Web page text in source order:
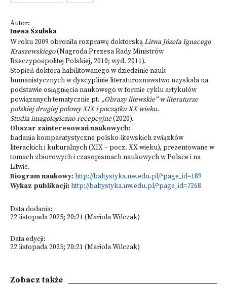
Autor:
Inesa Szulska
W roku 2009 obroniła rozprawę doktorskąLitwa Józefa Ignacego
Kraszewskiego(Nagroda Prezesa Rady Ministrów
Rzeczypospolitej Polskiej, 2010; wyd. 2011).
Stopień doktora habilitowanego w dziedzinie nauk
humanistycznych w dyscyplinie literaturoznawstwo uzyskała na
podstawie osiągnięcia naukowego w formie cyklu artykułów
powiązanych tematycznie pt. „Obrazy litewskie” w literaturze
polskiej drugiej połowy XIX i początku XX wieku.
Studia imagologiczno-recepcyjne(2020).
Obszar zainteresowań naukowych:
badania komparatystyczne polsko-litewskich związków
literackich i kulturalnych (XIX – pocz. XX wieku), prezentowane w
tomach zbiorowych i czasopismach naukowych w Polsce i na
Litwie.
Biogram naukowy: http://baltystyka.uw.edu.pl/?page_id=189
Wykaz publikacji:http://baltystyka.uw.edu.pl/?page_id=7268
Data dodania:
22 listopada 2025; 20:21 (Mariola Wilczak)
Data edycji:
22 listopada 2025; 20:21 (Mariola Wilczak)
Zobacz także